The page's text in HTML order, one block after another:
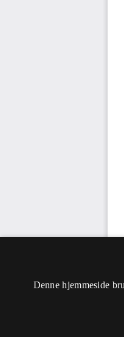
Denne hjemmeside